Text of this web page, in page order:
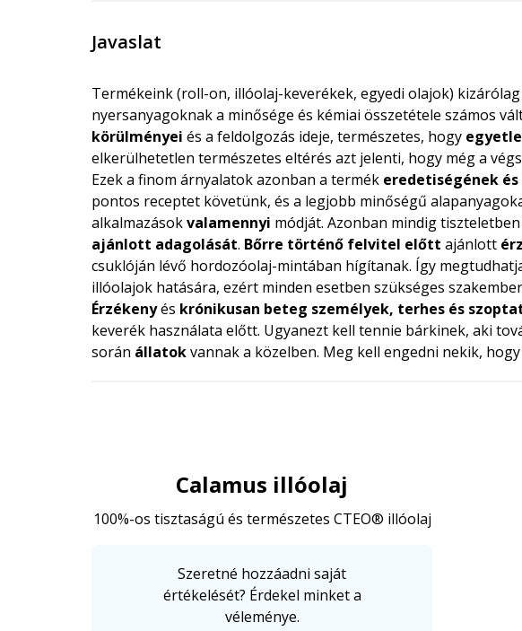
Javaslat
Termékeink (roll-on, illóolaj-keverékek, egyedi olajok)
nyersanyagoknak a minősége és kémiai összetétele számos
körülményei és a feldolgozás ideje, természetes, hogy
elkerülhetetlen természetes eltérés azt jelenti, hogy még a
Ezek a finom árnyalatok azonban a termék eredetiségének
pontos receptet követünk, és a legjobb minőségű
alkalmazásokvalamennyi módját. Azonban mindig
ajánlott adagolását. Bőrre történő felvitel előtt ajánlott
csuklóján lévő hordozóolaj-mintában hígítanak. Így
illóolajok hatására, ezért minden esetben szükséges
Érzékenyés krónikusan beteg személyek, terhes és
keverék használata előtt. Ugyanezt kell tennie bárkinek, aki
során állatokvannak a közelben. Meg kell engedni nekik,
Calamus illóolaj
100%-os tisztaságú és természetes CTEO® illóolaj
Szeretné hozzáadni saját
értékelését? Érdekel minket a
véleménye.